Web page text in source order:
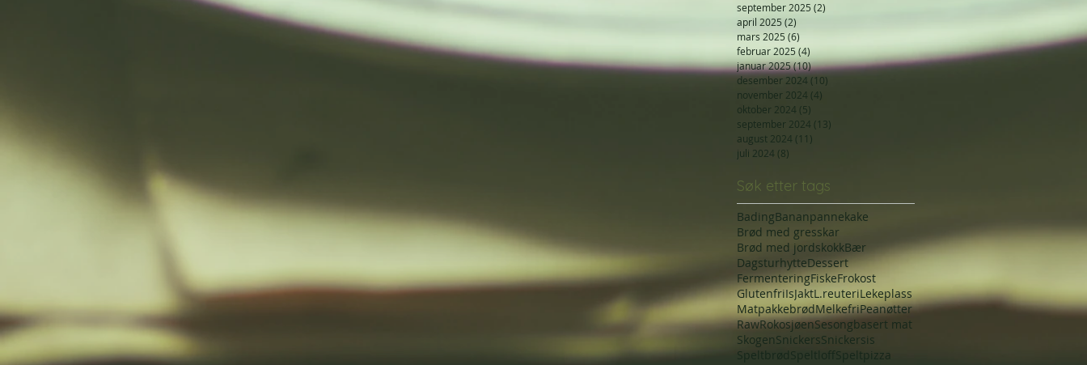
september 2025 (2)
april 2025 (2)
mars 2025 (6)
februar 2025(4)
januar 2025(10)10 innlegg
desember 2024(10)
november 2024 (4)
oktober 2024 (5)
september 2024 (13)
august 2024 (11)
juli 2024 (8)
Søk etter tags
BadingBananpannekake
Brød med gresskar
Brød med jordskokkBær
DagsturhytteDessert
FermenteringFiskeFrokost
GlutenfriIsJaktL.reuteriLekeplass
MatpakkebrødMelkefriPeanøtter
RawRokosjøenSesongbasert mat
SkogenSnickersSnickersis
SpeltbrødSpeltloffSpeltpizza